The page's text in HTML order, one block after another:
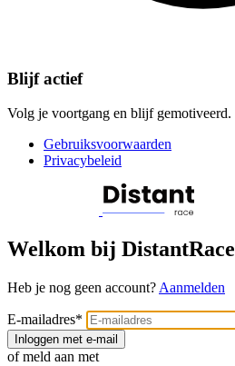
Blijf actief
Volg je voortgang en blijf gemotiveerd.
Gebruiksvoorwaarden
Privacybeleid
Welkom bij DistantRace
Heb je nog geen account? Aanmelden
E-mailadres*
Inloggen met e-mail
of meld aan met